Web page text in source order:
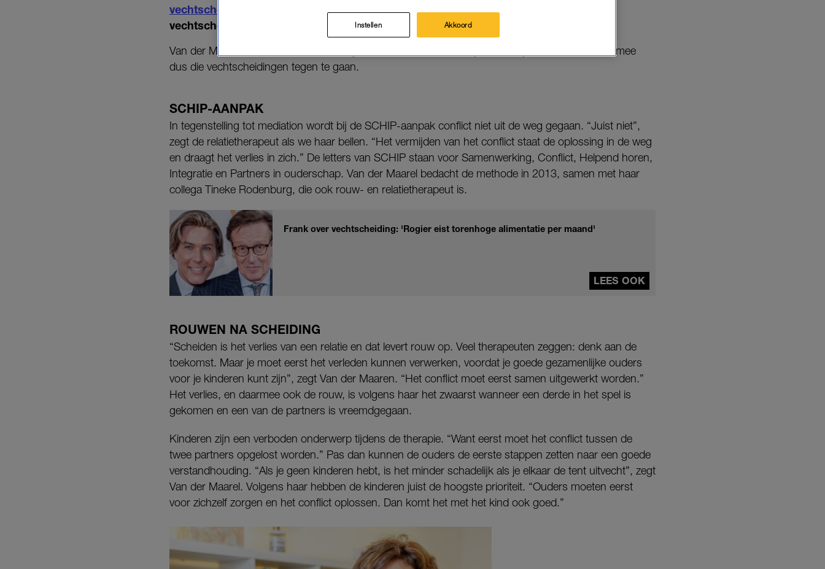
vechtscheiding
. Relatietherapeut Leoniek van der Maarel bedacht iets om deze
vechtscheidingen tegen te gaan.
Van der Maarel bedacht de SCHIP-aanpak om conflicten tussen partners op te lossen, en daarmee
dus die vechtscheidingen tegen te gaan.
SCHIP-AANPAK
In tegenstelling tot mediation wordt bij de SCHIP-aanpak conflict niet uit de weg gegaan. “Juist niet”,
zegt de relatietherapeut als we haar bellen. “Het vermijden van het conflict staat de oplossing in de weg
en draagt het verlies in zich.” De letters van SCHIP staan voor Samenwerking, Conflict, Helpend horen,
Integratie en Partners in ouderschap. Van der Maarel bedacht de methode in 2013, samen met haar
collega Tineke Rodenburg, die ook rouw- en relatietherapeut is.
Frank over vechtscheiding: 'Rogier eist torenhoge alimentatie per maand'
LEES OOK
ROUWEN NA SCHEIDING
“Scheiden is het verlies van een relatie en dat levert rouw op. Veel therapeuten zeggen: denk aan de
toekomst. Maar je moet eerst het verleden kunnen verwerken, voordat je goede gezamenlijke ouders
voor je kinderen kunt zijn”, zegt Van der Maaren. “Het conflict moet eerst samen uitgewerkt worden.”
Het verlies, en daarmee ook de rouw, is volgens haar het zwaarst wanneer een derde in het spel is
gekomen en een van de partners is vreemdgegaan.
Kinderen zijn een verboden onderwerp tijdens de therapie. “Want eerst moet het conflict tussen de
twee partners opgelost worden.” Pas dan kunnen de ouders de eerste stappen zetten naar een goede
verstandhouding. “Als je geen kinderen hebt, is het minder schadelijk als je elkaar de tent uitvecht”, zegt
Van der Maarel. Volgens haar hebben de kinderen juist de hoogste prioriteit. “Ouders moeten eerst
voor zichzelf zorgen en het conflict oplossen. Dan komt het met het kind ook goed.”
Instellen Akkoord